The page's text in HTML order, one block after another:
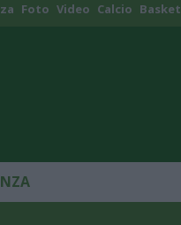
Foto Video Calcio Basket